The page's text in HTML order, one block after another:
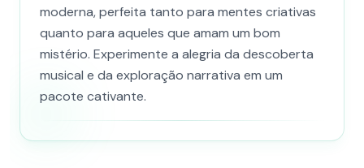
moderna, perfeita tanto para mentes criativas
quanto para aqueles que amam um bom
mistério. Experimente a alegria da descoberta
musical e da exploração narrativa em um
pacote cativante.